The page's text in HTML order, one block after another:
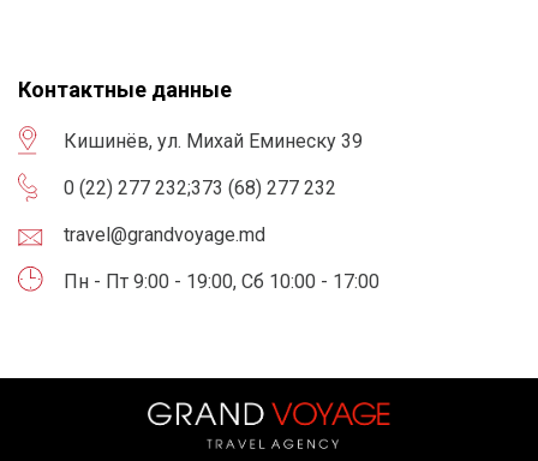
Контактные данные
Кишинёв, ул. Михай Еминеску 39
0 (22) 277 232;373 (68) 277 232
travel@grandvoyage.md
Пн - Пт 9:00 - 19:00, Сб 10:00 - 17:00